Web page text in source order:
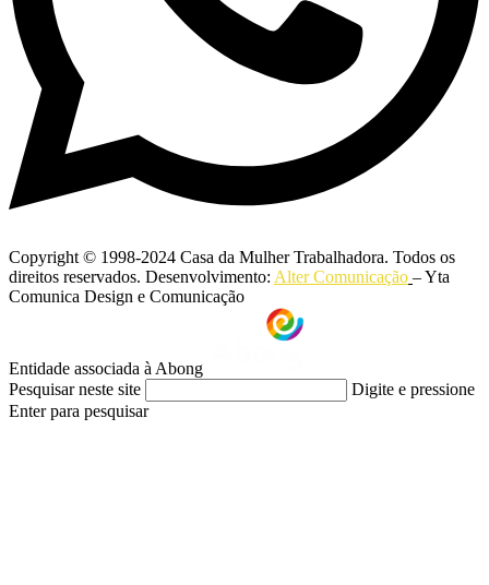
Copyright © 1998-2024 Casa da Mulher Trabalhadora. Todos os
direitos reservados. Desenvolvimento: Alter Comunicação – Yta
Comunica Design e Comunicação
Entidade associada à Abong
Pesquisar neste site
Digite e pressione
Enter para pesquisar